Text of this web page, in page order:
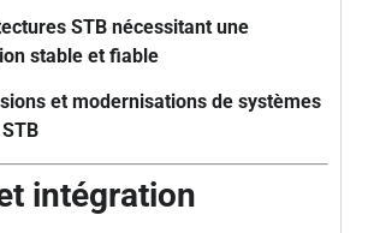
STB nécessitant une
stable et fiable
et modernisations de systèmes
intégration